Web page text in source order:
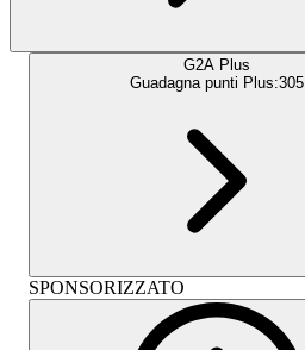
G2A Plus
Guadagna punti Plus:305
SPONSORIZZATO